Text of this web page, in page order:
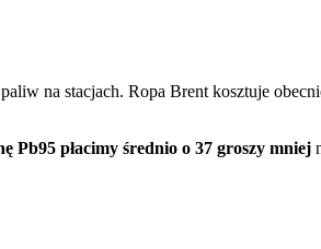
na stacjach. Ropa Brent kosztuje
Pb95 płacimy średnio o 37 groszy mniej